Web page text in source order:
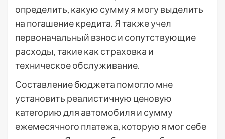
определить, какую сумму я могу выделить
на погашение кредита. Я также учел
первоначальный взнос и сопутствующие
расходы, такие как страховка и
техническое обслуживание.
Составление бюджета помогло мне
установить реалистичную ценовую
категорию для автомобиля и сумму
ежемесячного платежа, которую я мог себе